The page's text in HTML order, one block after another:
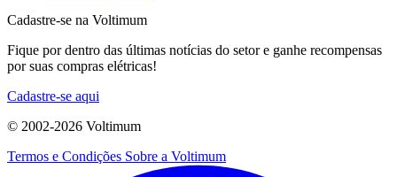
Cadastre-se na Voltimum
Fique por dentro das últimas notícias do setor e ganhe recompensas
por suas compras elétricas!
Cadastre-se aqui
© 2002-2026 Voltimum
Termos e Condições Sobre a Voltimum